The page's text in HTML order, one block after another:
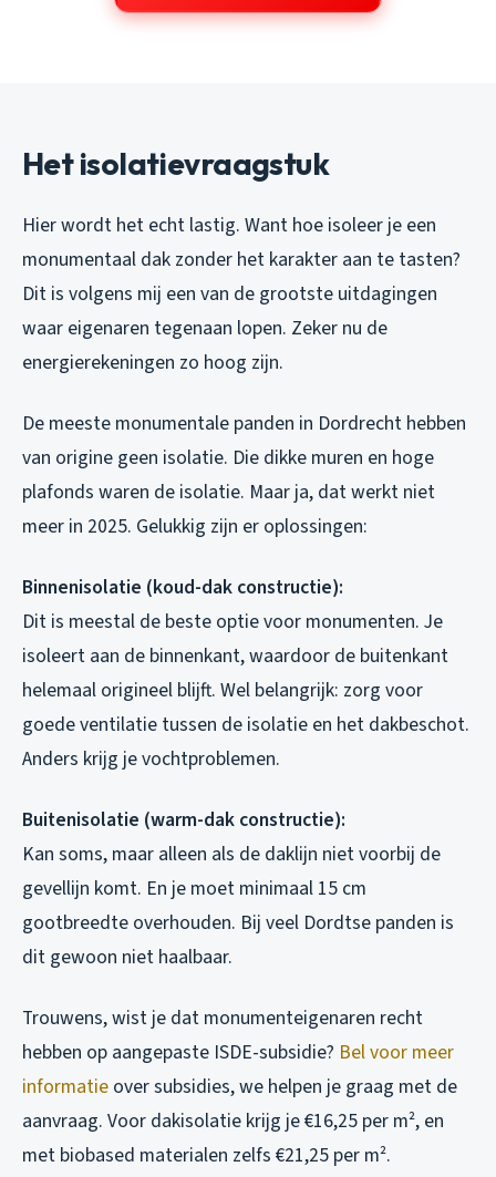
Het isolatievraagstuk
Hier wordt het echt lastig. Want hoe isoleer je een
monumentaal dak zonder het karakter aan te tasten?
Dit is volgens mij een van de grootste uitdagingen
waar eigenaren tegenaan lopen. Zeker nu de
energierekeningen zo hoog zijn.
De meeste monumentale panden in Dordrecht hebben
van origine geen isolatie. Die dikke muren en hoge
plafonds waren de isolatie. Maar ja, dat werkt niet
meer in 2025. Gelukkig zijn er oplossingen:
Binnenisolatie (koud-dak constructie):
Dit is meestal de beste optie voor monumenten. Je
isoleert aan de binnenkant, waardoor de buitenkant
helemaal origineel blijft. Wel belangrijk: zorg voor
goede ventilatie tussen de isolatie en het dakbeschot.
Anders krijg je vochtproblemen.
Buitenisolatie (warm-dak constructie):
Kan soms, maar alleen als de daklijn niet voorbij de
gevellijn komt. En je moet minimaal 15 cm
gootbreedte overhouden. Bij veel Dordtse panden is
dit gewoon niet haalbaar.
Trouwens, wist je dat monumenteigenaren recht
hebben op aangepaste ISDE-subsidie? Bel voor meer
informatie over subsidies, we helpen je graag met de
aanvraag. Voor dakisolatie krijg je €16,25 per m², en
met biobased materialen zelfs €21,25 per m².